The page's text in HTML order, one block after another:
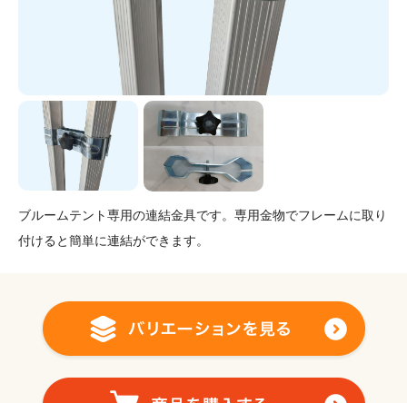
ブルームテント専用の連結金具です。専用金物でフレームに取り
付けると簡単に連結ができます。